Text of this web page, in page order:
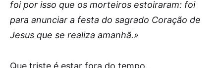
foi por isso que os morteiros estoiraram: foi
para anunciar a festa do sagrado Coração de
Jesus que se realiza amanhã.»
Que triste é estar fora do tempo.